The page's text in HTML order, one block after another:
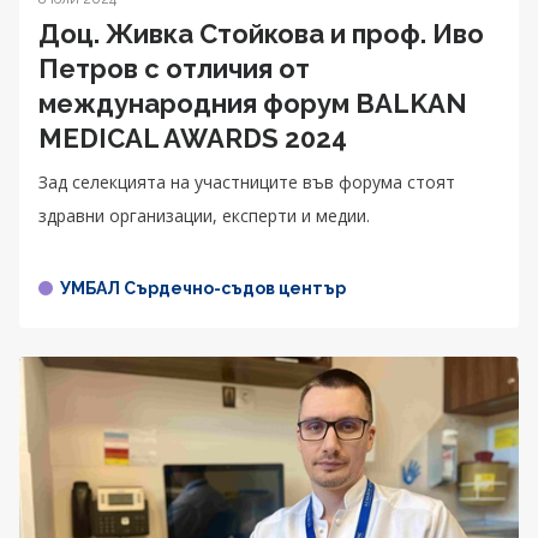
Доц. Живка Стойкова и проф. Иво
Петров с отличия от
международния форум BALKAN
MEDICAL AWARDS 2024
Зад селекцията на участниците във форума стоят
здравни организации, експерти и медии.
УМБАЛ Сърдечно-съдов център